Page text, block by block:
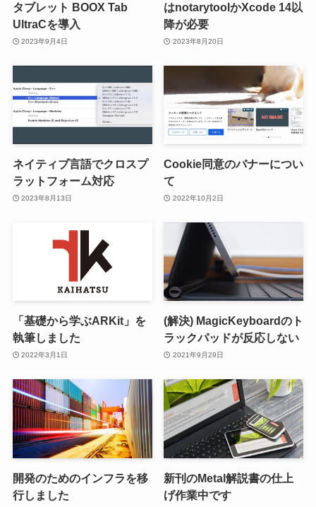
タブレット BOOX Tab
UltraCを導入
2023年9月4日
はnotarytoolかXcode 14以
降が必要
2023年8月20日
ネイティブ言語でクロスプ
ラットフォーム対応
2023年8月13日
Cookie同意のバナーについ
て
2022年10月2日
「基礎から学ぶARKit」を
執筆しました
2022年3月1日
(解決) MagicKeyboardのト
ラックパッドが反応しない
2021年9月29日
開発のためのインフラを移
行しました
新刊のMetal解説書の仕上
げ作業中です